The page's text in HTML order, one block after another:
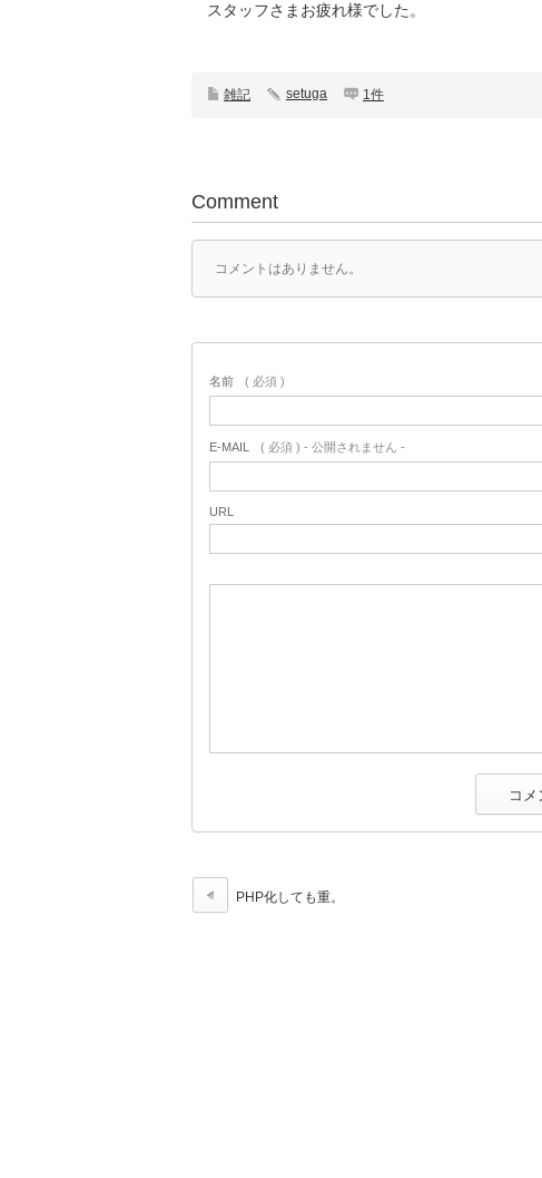
スタッフさまお疲れ様でした。
雑記 setuga 1件
Comment
コメントはありません。
名前 ( 必須 )
E-MAIL ( 必須 ) - 公開されません -
URL
PHP化しても重。